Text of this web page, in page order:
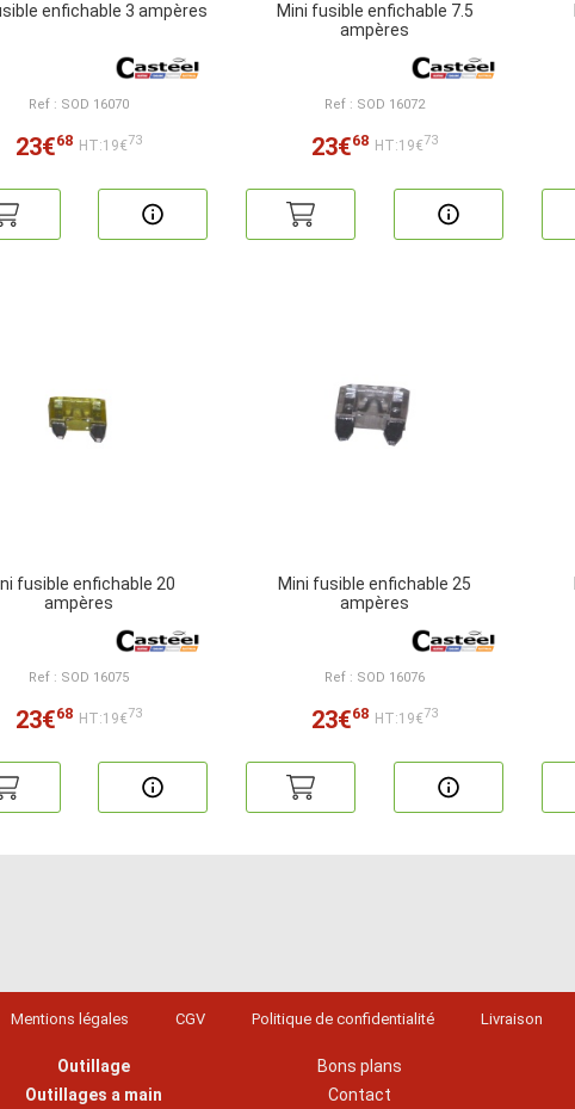
enfichable 3 ampères
Ref : SOD 16070
23€68 HT:19€73
Mini fusible enfichable 7.5
ampères
Ref : SOD 16072
23€68 HT:19€73
fusible enfichable 20
ampères
Ref : SOD 16075
23€68 HT:19€73
Mini fusible enfichable 25
ampères
Ref : SOD 16076
23€68 HT:19€73
Mentions légales CGV Politique de confidentialité Livraison
Outillage
Outillages a main
Bons plans
Contact